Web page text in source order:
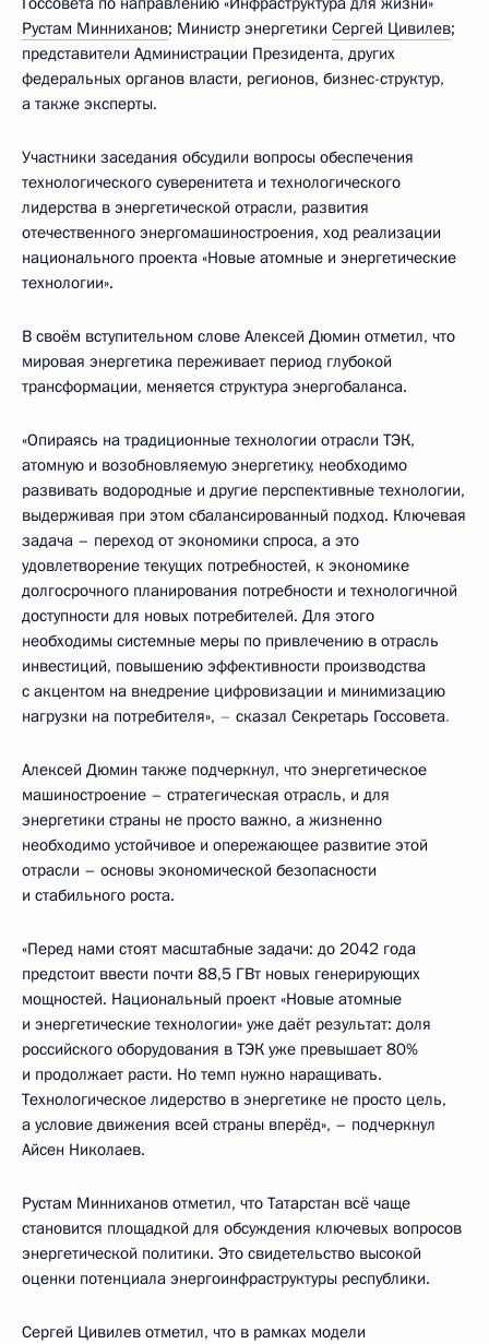
Рустам Минниханов; Министр энергетики Сергей Цивилев;
представители Администрации Президента, других
федеральных органов власти, регионов, бизнес-структур,
а также эксперты.
Участники заседания обсудили вопросы обеспечения
технологического суверенитета и технологического
лидерства в энергетической отрасли, развития
отечественного энергомашиностроения, ход реализации
национального проекта «Новые атомные и энергетические
технологии».
В своём вступительном слове Алексей Дюмин отметил, что
мировая энергетика переживает период глубокой
трансформации, меняется структура энергобаланса.
«Опираясь на традиционные технологии отрасли ТЭК,
атомную и возобновляемую энергетику, необходимо
развивать водородные и другие перспективные технологии,
выдерживая при этом сбалансированный подход. Ключевая
задача – переход от экономики спроса, а это
удовлетворение текущих потребностей, к экономике
долгосрочного планирования потребности и технологичной
доступности для новых потребителей. Для этого
необходимы системные меры по привлечению в отрасль
инвестиций, повышению эффективности производства
с акцентом на внедрение цифровизации и минимизацию
нагрузки на потребителя», – сказал Секретарь Госсовета.
Алексей Дюмин также подчеркнул, что энергетическое
машиностроение – стратегическая отрасль, и для
энергетики страны не просто важно, а жизненно
необходимо устойчивое и опережающее развитие этой
отрасли – основы экономической безопасности
и стабильного роста.
«Перед нами стоят масштабные задачи: до 2042 года
предстоит ввести почти 88,5 ГВт новых генерирующих
мощностей. Национальный проект «Новые атомные
и энергетические технологии» уже даёт результат: доля
российского оборудования в ТЭК уже превышает 80%
и продолжает расти. Но темп нужно наращивать.
Технологическое лидерство в энергетике не просто цель,
а условие движения всей страны вперёд», – подчеркнул
Айсен Николаев.
Рустам Минниханов отметил, что Татарстан всё чаще
становится площадкой для обсуждения ключевых вопросов
энергетической политики. Это свидетельство высокой
оценки потенциала энергоинфраструктуры республики.
Сергей Цивилев отметил, что в рамках модели